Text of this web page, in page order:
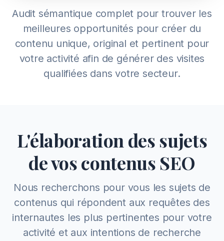
Audit sémantique complet pour trouver les
meilleures opportunités pour créer du
contenu unique, original et pertinent pour
votre activité afin de générer des visites
qualifiées dans votre secteur.
L'élaboration des sujets
de vos contenus SEO
Nous recherchons pour vous les sujets de
contenus qui répondent aux requêtes des
internautes les plus pertinentes pour votre
activité et aux intentions de recherche